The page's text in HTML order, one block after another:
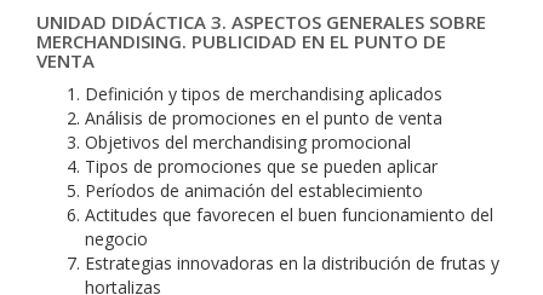
UNIDAD DIDÁCTICA 3. ASPECTOS GENERALES SOBRE
MERCHANDISING. PUBLICIDAD EN EL PUNTO DE
VENTA
Definición y tipos de merchandising aplicados
Análisis de promociones en el punto de venta
Objetivos del merchandising promocional
Tipos de promociones que se pueden aplicar
Períodos de animación del establecimiento
Actitudes que favorecen el buen funcionamiento del
negocio
Estrategias innovadoras en la distribución de frutas y
hortalizas